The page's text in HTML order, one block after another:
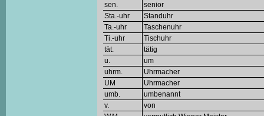
sen.
senior
Sta.-uhr
Standuhr
Ta.-uhr
Taschenuhr
Ti.-uhr
Tischuhr
tät.
tätig
u.
um
uhrm.
Uhrmacher
UM
Uhrmacher
umb.
umbenannt
v.
von